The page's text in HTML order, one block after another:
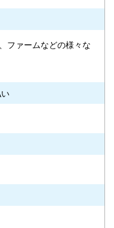
ファームなどの様々な